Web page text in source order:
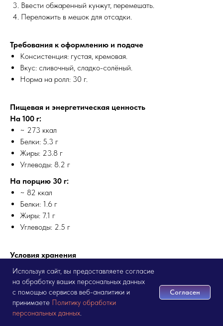
Ввести обжаренный кунжут, перемешать.
Переложить в мешок для отсадки.
Требования к оформлению и подаче
Консистенция: густая, кремовая.
Вкус: сливочный, сладко-солёный.
Норма на ролл: 30 г.
Пищевая и энергетическая ценность
На 100 г:
~ 273 ккал
Белки: 5.3 г
Жиры: 23.8 г
Углеводы: 8.2 г
На порцию 30 г:
~ 82 ккал
Белки: 1.6 г
Жиры: 7.1 г
Углеводы: 2.5 г
Условия хранения
хранить в закрытой чистой гастроёмкости при +2…+6 °C
— не более 12 часов;
обязательно указывать дату/время изготовления и
наименование;
после отсадки на изделие без запекания — реализовать в
Используя сайт, вы предоставляете согласие
на обработку ваших персональных данных
с помощью сервисов веб-аналитики и
принимаете Политику обработки
персональных данных.
Согласен